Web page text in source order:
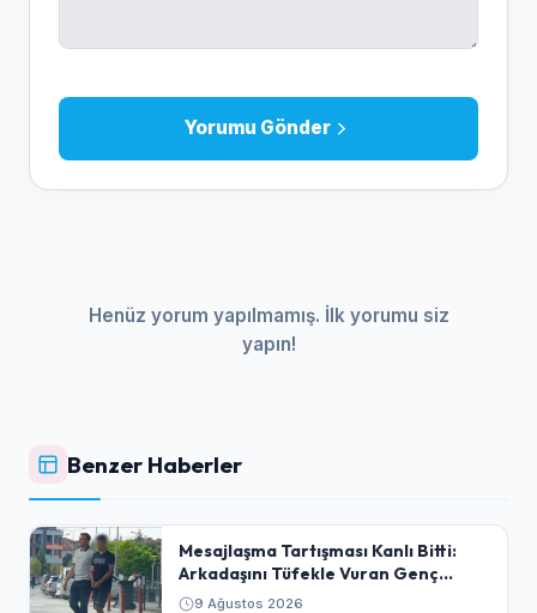
Yorumu Gönder
Henüz yorum yapılmamış. İlk yorumu siz
yapın!
Benzer Haberler
​Mesajlaşma Tartışması Kanlı Bitti:
Arkadaşını Tüfekle Vuran Genç
Tutuklandı
9 Ağustos 2026